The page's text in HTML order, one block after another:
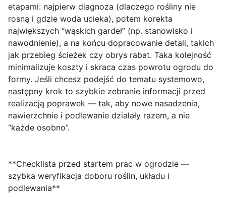
etapami: najpierw diagnoza (dlaczego rośliny nie
rosną i gdzie woda ucieka), potem korekta
największych “wąskich gardeł” (np. stanowisko i
nawodnienie), a na końcu dopracowanie detali, takich
jak przebieg ścieżek czy obrys rabat. Taka kolejność
minimalizuje koszty i skraca czas powrotu ogrodu do
formy. Jeśli chcesz podejść do tematu systemowo,
następny krok to szybkie zebranie informacji przed
realizacją poprawek — tak, aby nowe nasadzenia,
nawierzchnie i podlewanie działały razem, a nie
“każde osobno”.
**Checklista przed startem prac w ogrodzie —
szybka weryfikacja doboru roślin, układu i
podlewania**